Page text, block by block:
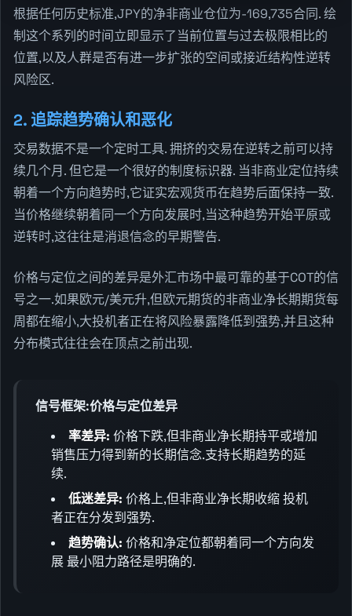
根据任何历史标准,JPY的净非商业仓位为-169,735合同. 绘
制这个系列的时间立即显示了当前位置与过去极限相比的
位置,以及人群是否有进一步扩张的空间或接近结构性逆转
风险区.
2. 追踪趋势确认和恶化
交易数据不是一个定时工具. 拥挤的交易在逆转之前可以持
续几个月. 但它是一个很好的制度标识器. 当非商业定位持续
朝着一个方向趋势时,它证实宏观货币在趋势后面保持一致.
当价格继续朝着同一个方向发展时,当这种趋势开始平原或
逆转时,这往往是消退信念的早期警告.
价格与定位之间的差异是外汇市场中最可靠的基于COT的信
号之一.如果欧元/美元升,但欧元期货的非商业净长期期货每
周都在缩小,大投机者正在将风险暴露降低到强势,并且这种
分布模式往往会在顶点之前出现.
信号框架:价格与定位差异
率差异: 价格下跌,但非商业净长期持平或增加
销售压力得到新的长期信念.支持长期趋势的延
续.
低迷差异: 价格上,但非商业净长期收缩 投机
者正在分发到强势.
趋势确认: 价格和净定位都朝着同一个方向发
展 最小阻力路径是明确的.